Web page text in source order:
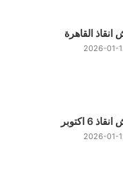
انقاذ القاهرة
2026-01-
6 اكتوبر
2026-01-